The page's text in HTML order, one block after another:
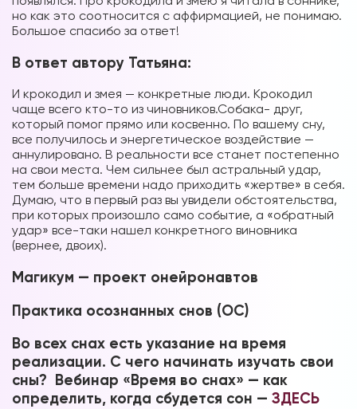
но как это соотносится с аффирмацией, не понимаю.
Большое спасибо за ответ!
В ответ автору Татьяна:
И крокодил и змея — конкретные люди. Крокодил
чаще всего кто-то из чиновников.Собака- друг,
который помог прямо или косвенно. По вашему сну,
все получилось и энергетическое воздействие —
аннулировано. В реальности все станет постепенно
на свои места. Чем сильнее был астральный удар,
тем больше времени надо приходить «жертве» в себя.
Думаю, что в первый раз вы увидели обстоятельства,
при которых произошло само событие, а «обратный
удар» все-таки нашел конкретного виновника
(вернее, двоих).
Магикум — проект онейронавтов
Практика осознанных снов (ОС)
Во всех снах есть указание на время
реализации. С чего начинать изучать свои
сны? Вебинар «Время во снах» — как
определить, когда сбудется сон — ЗДЕСЬ